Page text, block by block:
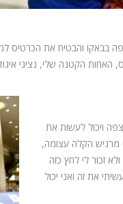
בבאקו והבטיח את הכרטיס
הקטנה שלי, נציגי
ויכול לעשות את
מרגיש הקלה עצומה,
זכור לי לחץ כזה
את זה ואני יכול